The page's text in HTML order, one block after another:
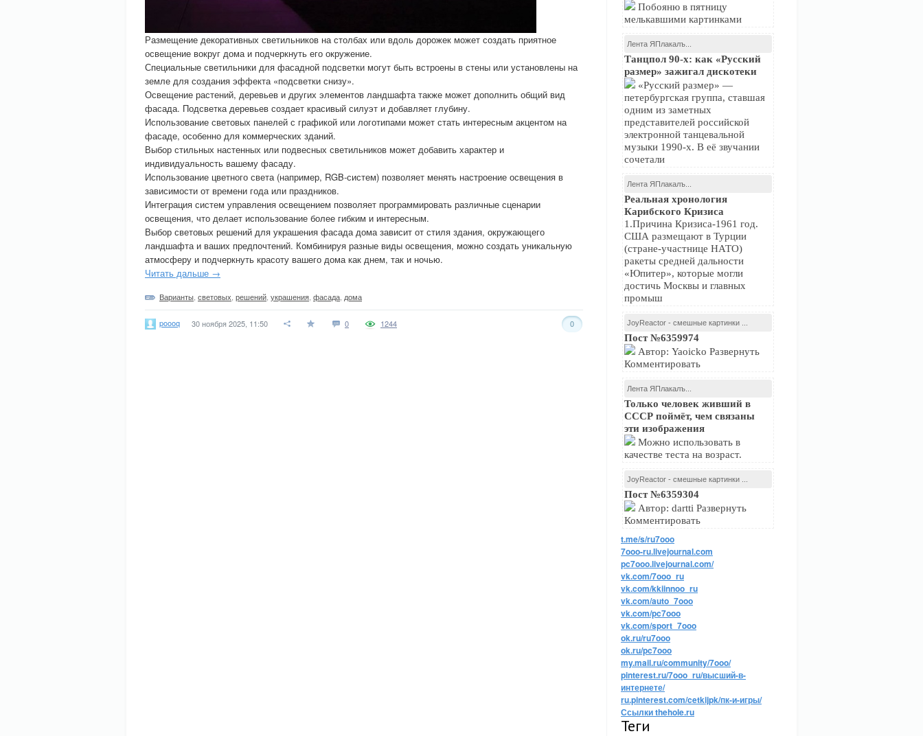
Побояню в пятницу
мелькавшими картинками
Лента ЯПлакалъ...
Танцпол 90-х: как «Русский
размер» зажигал дискотеки
«Русский размер» —
петербургская группа, ставшая
одним из заметных
представителей российской
электронной танцевальной
музыки 1990-х. В её звучании
сочетали
Лента ЯПлакалъ...
Реальная хронология
Карибского Кризиса
1.Причина Кризиса-1961 год.
США размещают в Турции
(стране-участнице НАТО)
ракеты средней дальности
«Юпитер», которые могли
достичь Москвы и главных
промыш
JoyReactor - смешные картинки ...
Пост №6359974
Автор: Yaoicko Развернуть
Комментировать
Лента ЯПлакалъ...
Только человек живший в
СССР поймёт, чем связаны
эти изображения
Можно использовать в
качестве теста на возраст.
JoyReactor - смешные картинки ...
Пост №6359304
Автор: dartti Развернуть
Комментировать
t.me/s/ru7ooo
7ooo-ru.livejournal.com
pc7ooo.livejournal.com/
vk.com/7ooo_ru
vk.com/kkiinnoo_ru
vk.com/auto_7ooo
vk.com/pc7ooo
vk.com/sport_7ooo
ok.ru/ru7ooo
ok.ru/pc7ooo
my.mail.ru/community/7ooo/
pinterest.ru/7ooo_ru/высший-в-
интернете/
ru.pinterest.com/cetkijpk/пк-и-игры/
Ссылки thehole.ru
Теги
Размещение декоративных светильников на столбах или вдоль дорожек может создать приятное
освещение вокруг дома и подчеркнуть его окружение.
Специальные светильники для фасадной подсветки могут быть встроены в стены или установлены на
земле для создания эффекта «подсветки снизу».
Освещение растений, деревьев и других элементов ландшафта также может дополнить общий вид
фасада. Подсветка деревьев создает красивый силуэт и добавляет глубину.
Использование световых панелей с графикой или логотипами может стать интересным акцентом на
фасаде, особенно для коммерческих зданий.
Выбор стильных настенных или подвесных светильников может добавить характер и
индивидуальность вашему фасаду.
Использование цветного света (например, RGB-систем) позволяет менять настроение освещения в
зависимости от времени года или праздников.
Интеграция систем управления освещением позволяет программировать различные сценарии
освещения, что делает использование более гибким и интересным.
Выбор световых решений для украшения фасада дома зависит от стиля здания, окружающего
ландшафта и ваших предпочтений. Комбинируя разные виды освещения, можно создать уникальную
атмосферу и подчеркнуть красоту вашего дома как днем, так и ночью.
Читать дальше →
Варианты световых решений украшения фасада дома
poooq 30 ноября 2025, 11:50 0 0
1244